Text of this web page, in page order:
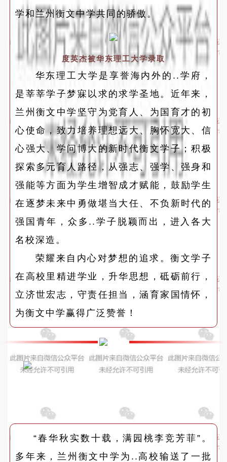
学和兰州衡文中学共同的骄傲。
度英杰被华东理工大学录取
华东理工大学是享誉海内外的..学府，
是莘莘学子梦寐以求的求学圣地。近年来，
兰州衡文中学坚守为党育人、为国育才的初
心使命，致力培养理想远大、胸怀宽大、信
心强大、学问博大的新时代衡文学子；积极
探索多元育人路径，从强志、强学、强身和
强能等方面为学生增智成才赋能，鼓励学生
在逐梦未来中勇做堪当大任、不负新时代的
强国青年，众多..学子脱颖而出，进入各大
名校深造。
荣耀来自内心对梦想的追求。衡文学子
在高校里精进学业，升华思想，砥砺前行，
立济世宏志，守责任担当，涵育家国情怀，
为衡文中学赢得广泛赞誉！
“春华秋实数十载，满园桃李竞芳菲”。
多年来，兰州衡文中学为..高校输送了一批